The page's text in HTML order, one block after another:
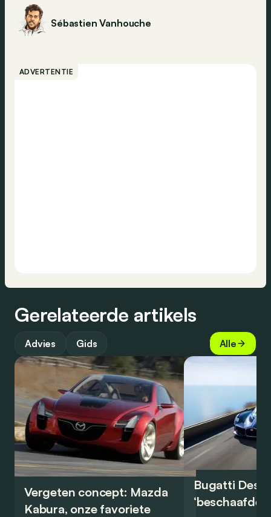
Sébastien Vanhouche
ADVERTENTIE
Gerelateerde artikels
Advies Gids Alle
Vergeten concept: Mazda
Kabura, onze favoriete
Bugatti
‘beschaafde’